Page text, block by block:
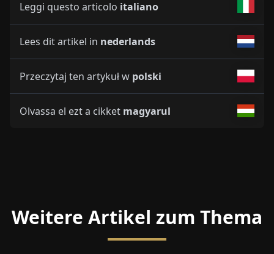
Leggi questo articolo italiano
Lees dit artikel in nederlands
Przeczytaj ten artykuł w polski
Olvassa el ezt a cikket magyarul
Weitere Artikel zum Thema